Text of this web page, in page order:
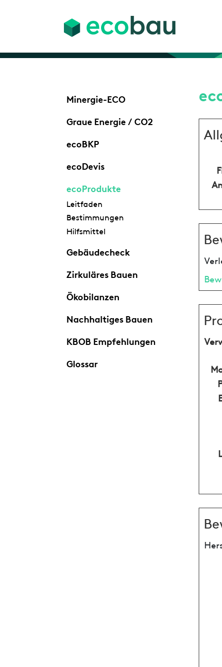
Minergie-ECO
Graue Energie / CO2
ecoBKP
ecoDevis
ecoProdukte
Leitfaden
Bestimmungen
Hilfsmittel
Gebäudecheck
Zirkuläres Bauen
Ökobilanzen
Nachhaltiges Bauen
KBOB Empfehlungen
Glossar